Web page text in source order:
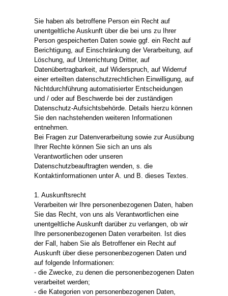
Sie haben als betroffene Person ein Recht auf
unentgeltliche Auskunft über die bei uns zu Ihrer
Person gespeicherten Daten sowie ggf. ein Recht auf
Berichtigung, auf Einschränkung der Verarbeitung, auf
Löschung, auf Unterrichtung Dritter, auf
Datenübertragbarkeit, auf Widerspruch, auf Widerruf
einer erteilten datenschutzrechtlichen Einwilligung, auf
Nichtdurchführung automatisierter Entscheidungen
und / oder auf Beschwerde bei der zuständigen
Datenschutz-Aufsichtsbehörde. Details hierzu können
Sie den nachstehenden weiteren Informationen
entnehmen.
Bei Fragen zur Datenverarbeitung sowie zur Ausübung
Ihrer Rechte können Sie sich an uns als
Verantwortlichen oder unseren
Datenschutzbeauftragten wenden, s. die
Kontaktinformationen unter A. und B. dieses Textes.
1. Auskunftsrecht
Verarbeiten wir Ihre personenbezogenen Daten, haben
Sie das Recht, von uns als Verantwortlichen eine
unentgeltliche Auskunft darüber zu verlangen, ob wir
Ihre personenbezogenen Daten verarbeiten. Ist dies
der Fall, haben Sie als Betroffener ein Recht auf
Auskunft über diese personenbezogenen Daten und
auf folgende Informationen:
- die Zwecke, zu denen die personenbezogenen Daten
verarbeitet werden;
- die Kategorien von personenbezogenen Daten,